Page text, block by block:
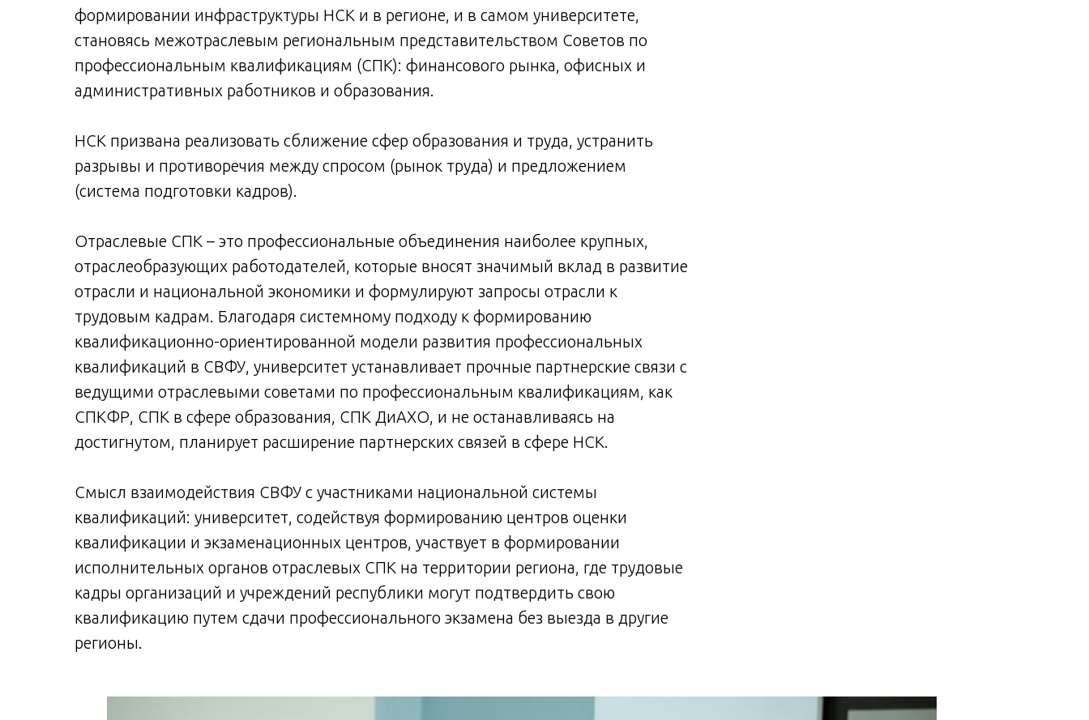
формировании инфраструктуры НСК и в регионе, и в самом университете,
становясь межотраслевым региональным представительством Советов по
профессиональным квалификациям (СПК): финансового рынка, офисных и
административных работников и образования.
НСК призвана реализовать сближение сфер образования и труда, устранить
разрывы и противоречия между спросом (рынок труда) и предложением
(система подготовки кадров).
Отраслевые СПК – это профессиональные объединения наиболее крупных,
отраслеобразующих работодателей, которые вносят значимый вклад в развитие
отрасли и национальной экономики и формулируют запросы отрасли к
трудовым кадрам. Благодаря системному подходу к формированию
квалификационно-ориентированной модели развития профессиональных
квалификаций в СВФУ, университет устанавливает прочные партнерские связи с
ведущими отраслевыми советами по профессиональным квалификациям, как
СПКФР, СПК в сфере образования, СПК ДиАХО, и не останавливаясь на
достигнутом, планирует расширение партнерских связей в сфере НСК.
Смысл взаимодействия СВФУ с участниками национальной системы
квалификаций: университет, содействуя формированию центров оценки
квалификации и экзаменационных центров, участвует в формировании
исполнительных органов отраслевых СПК на территории региона, где трудовые
кадры организаций и учреждений республики могут подтвердить свою
квалификацию путем сдачи профессионального экзамена без выезда в другие
регионы.